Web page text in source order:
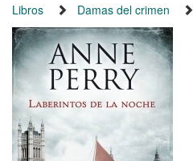
Libros Damas del crimen